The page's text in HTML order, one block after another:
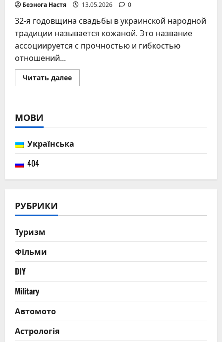
Безнога Настя 13.05.2026 0
32-я годовщина свадьбы в украинской народной
традиции называется кожаной. Это название
ассоциируется с прочностью и гибкостью
отношений...
Читать далееПрочитать
больше
кожаной
советы
как
МОВИ
Українська
404
РУБРИКИ
Туризм
Фільми
DIY
Military
Автомото
Астрологія